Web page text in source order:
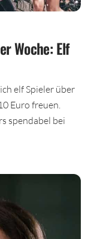
Woche: Elf
elf Spieler über
Euro freuen.
spendabel bei